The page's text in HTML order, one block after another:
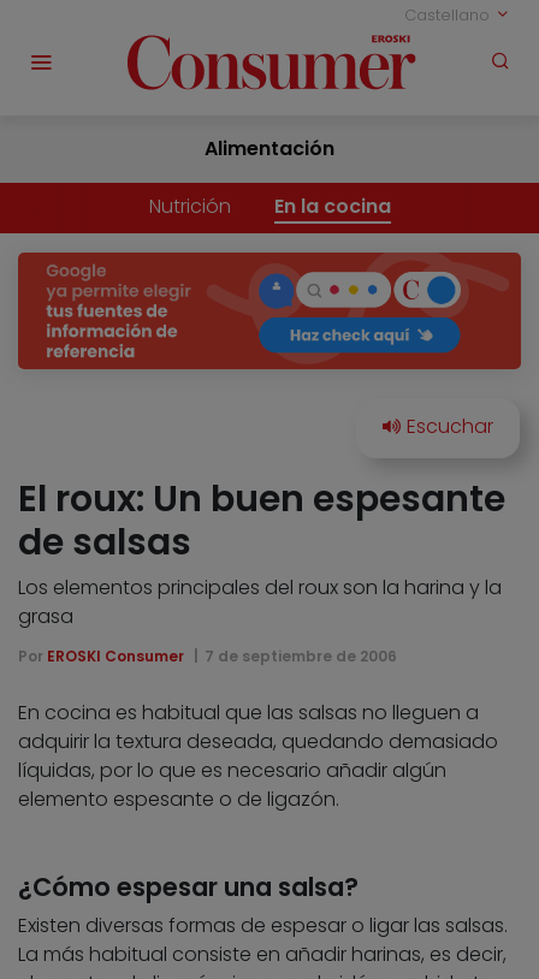
Castellano
Alimentación
Nutrición En la cocina
El roux: Un buen espesante
de salsas
Los elementos principales del roux son la harina y la
grasa
Por EROSKI Consumer 7 de septiembre de 2006
En cocina es habitual que las salsas no lleguen a
adquirir la textura deseada, quedando demasiado
líquidas, por lo que es necesario añadir algún
elemento espesante o de ligazón.
¿Cómo espesar una salsa?
Existen diversas formas de espesar o ligar las salsas.
La más habitual consiste en añadir harinas, es decir,